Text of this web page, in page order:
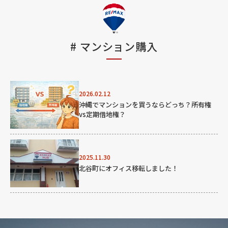
# マンション購入
2026.02.12
沖縄でマンションを買うならどっち？所有権
vs定期借地権？
2025.11.30
北谷町にオフィス移転しました！